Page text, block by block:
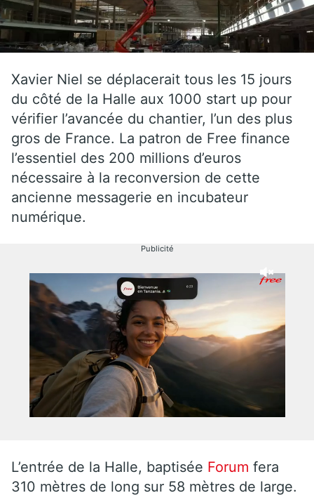
Xavier Niel se déplacerait tous les 15 jours
du côté de la Halle aux 1000 start up pour
vérifier l’avancée du chantier, l’un des plus
gros de France. La patron de Free finance
l’essentiel des 200 millions d’euros
nécessaire à la reconversion de cette
ancienne messagerie en incubateur
numérique.
Publicité
L’entrée de la Halle, baptisée Forum fera
310 mètres de long sur 58 mètres de large.